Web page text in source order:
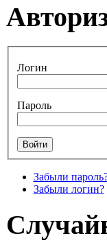
Логин
Пароль
Забыли
Забыли логин?